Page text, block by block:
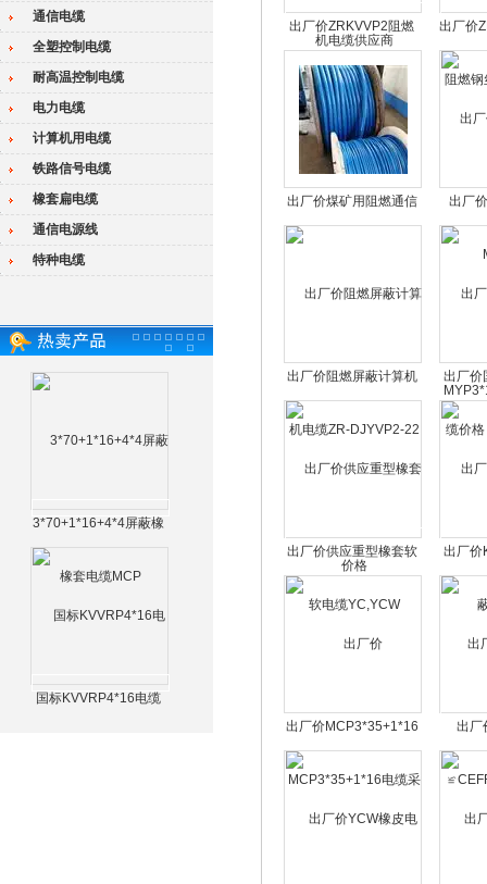
通信电缆
全塑控制电缆
耐高温控制电缆
电力电缆
计算机用电缆
铁路信号电缆
橡套扁电缆
通信电源线
特种电缆
3*70+1*16+4*4屏蔽橡
国标KVVRP4*16电缆
出厂价ZRKVVP2阻燃
控制电缆厂家
出厂价
钢丝
出厂价煤矿用阻燃通信
电缆MHYVRP价格
出厂
出厂价阻燃屏蔽计算机
电缆ZR-DJYVP2-22价
格
出厂价
价格，
出厂价供应重型橡套软
电缆YC,YCW
出厂价
出厂价MCP3*35+1*16
电缆采煤机电缆
出厂